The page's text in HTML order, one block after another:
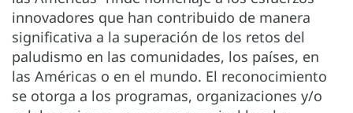
innovadores que han contribuido de manera
significativa a la superación de los retos del
paludismo en las comunidades, los países, en
las Américas o en el mundo. El reconocimiento
se otorga a los programas, organizaciones y/o